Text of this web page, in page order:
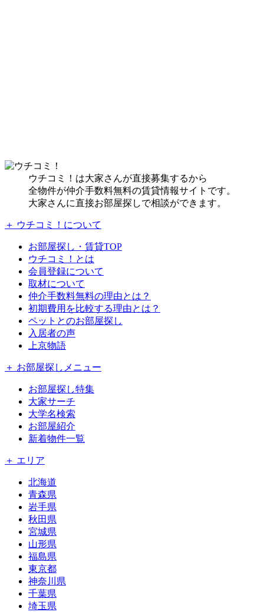
ウチコミ！は大家さんが直接募集するから
全物件が仲介手数料無料の賃貸情報サイトです。
大家さんに直接お部屋探しで相談ができます。
＋ ウチコミ！について
お部屋探し・賃貸TOP
ウチコミ！とは
会員登録について
取材について
仲介手数料無料の理由とは？
初期費用を比較する理由とは？
ペットとのお部屋探し
入居者の声
上京物語
＋ お部屋探しメニュー
お部屋探し特集
大家サーチ
大学名検索
お部屋紹介
新着物件一覧
＋ エリア
北海道
青森県
岩手県
秋田県
宮城県
山形県
福島県
東京都
神奈川県
千葉県
埼玉県